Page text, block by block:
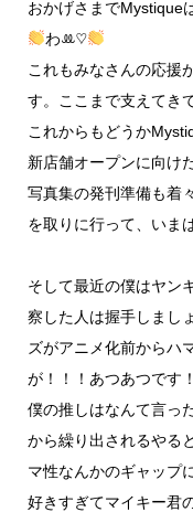
おかげさまでMystique
わꔛ♡
これもみなさんの応援
す。ここまで支えてき
これからもどうか
新店舗オープンに向け
写真集の発刊準備も着
を取りに行って、いま
そして最近の僕はヤン
察した人は握手しまし
ズがアニメ化前からハ
が！！！あつあつです
僕の推しはなんて言っ
から繰り出されるやる
マ性なんかのギャップ
好きすぎてマイキー君